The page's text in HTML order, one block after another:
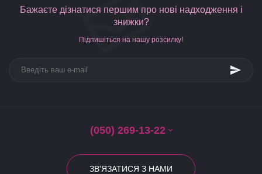
Бажаєте дізнатися першим про нові надходження і
знижки?
Підпишіться на нашу розсилку!
(050) 269-13-22
ЗВ'ЯЗАТИСЯ З НАМИ